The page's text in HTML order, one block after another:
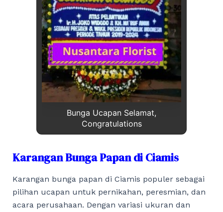
Bunga Ucapan Selamat,
Congratulations
Karangan Bunga Papan di Ciamis
Karangan bunga papan di Ciamis populer sebagai
pilihan ucapan untuk pernikahan, peresmian, dan
acara perusahaan. Dengan variasi ukuran dan